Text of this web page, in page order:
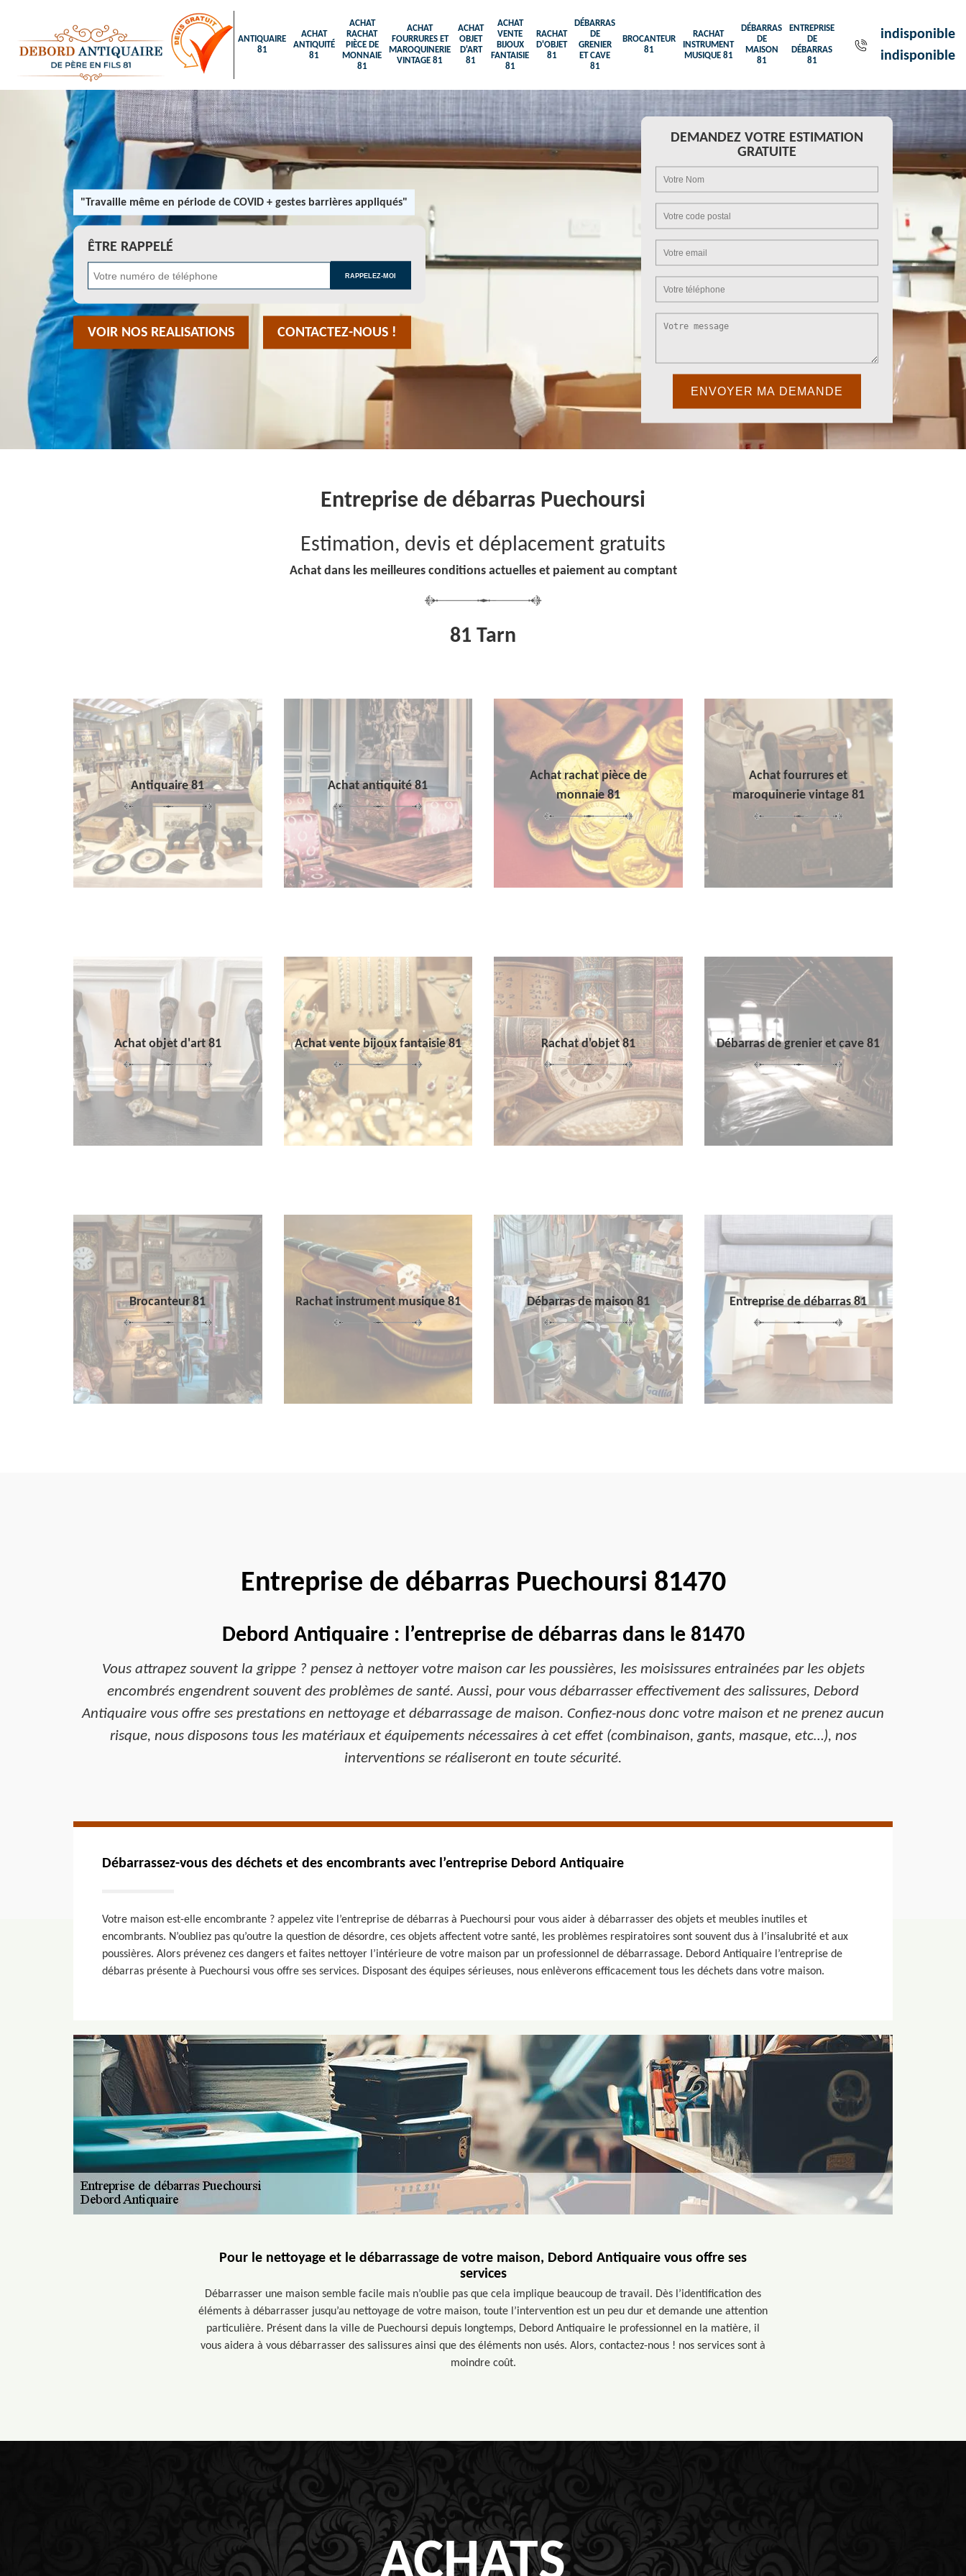
ANTIQUAIRE
81
ACHAT
ANTIQUITÉ
81
ACHAT
RACHAT
PIÈCE DE
MONNAIE
81
ACHAT
FOURRURES ET
MAROQUINERIE
VINTAGE 81
ACHAT
OBJET
D'ART
81
ACHAT
VENTE
BIJOUX
FANTAISIE
81
RACHAT
D'OBJET
81
DÉBARRAS
DE
GRENIER
ET CAVE
81
BROCANTEUR
81
RACHAT
INSTRUMENT
MUSIQUE 81
DÉBARRAS
DE
MAISON
81
ENTREPRISE
DE
DÉBARRAS
81
indisponible
indisponible
"Travaille même en période de COVID + gestes barrières appliqués"
ÊTRE RAPPELÉ
VOIR NOS REALISATIONS CONTACTEZ-NOUS !
DEMANDEZ VOTRE ESTIMATION
GRATUITE
Entreprise de débarras Puechoursi
Estimation, devis et déplacement gratuits
Achat dans les meilleures conditions actuelles et paiement au comptant
81 Tarn
Antiquaire 81 Achat antiquité 81
Achat rachat pièce de
monnaie 81
Achat fourrures et
maroquinerie vintage 81
Achat objet d'art 81 Achat vente bijoux fantaisie 81 Rachat d'objet 81 Débarras de grenier et cave 81
Brocanteur 81 Rachat instrument musique 81 Débarras de maison 81 Entreprise de débarras 81
Entreprise de débarras Puechoursi 81470
Debord Antiquaire : l’entreprise de débarras dans le 81470
Vous attrapez souvent la grippe ? pensez à nettoyer votre maison car les poussières, les moisissures entrainées par les objets
encombrés engendrent souvent des problèmes de santé. Aussi, pour vous débarrasser effectivement des salissures, Debord
Antiquaire vous offre ses prestations en nettoyage et débarrassage de maison. Confiez-nous donc votre maison et ne prenez aucun
risque, nous disposons tous les matériaux et équipements nécessaires à cet effet (combinaison, gants, masque, etc…), nos
interventions se réaliseront en toute sécurité.
Débarrassez-vous des déchets et des encombrants avec l’entreprise Debord Antiquaire
Votre maison est-elle encombrante ? appelez vite l’entreprise de débarras à Puechoursi pour vous aider à débarrasser des objets et meubles inutiles et
encombrants. N’oubliez pas qu’outre la question de désordre, ces objets affectent votre santé, les problèmes respiratoires sont souvent dus à l’insalubrité et aux
poussières. Alors prévenez ces dangers et faites nettoyer l’intérieure de votre maison par un professionnel de débarrassage. Debord Antiquaire l’entreprise de
débarras présente à Puechoursi vous offre ses services. Disposant des équipes sérieuses, nous enlèverons efficacement tous les déchets dans votre maison.
Pour le nettoyage et le débarrassage de votre maison, Debord Antiquaire vous offre ses
services
Débarrasser une maison semble facile mais n’oublie pas que cela implique beaucoup de travail. Dès l’identification des
éléments à débarrasser jusqu’au nettoyage de votre maison, toute l’intervention est un peu dur et demande une attention
particulière. Présent dans la ville de Puechoursi depuis longtemps, Debord Antiquaire le professionnel en la matière, il
vous aidera à vous débarrasser des salissures ainsi que des éléments non usés. Alors, contactez-nous ! nos services sont à
moindre coût.
ACHATS